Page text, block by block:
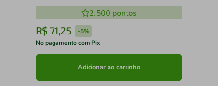
2.500 pontos
R$ 71,25 -5%
No pagamento com Pix
Adicionar ao carrinho